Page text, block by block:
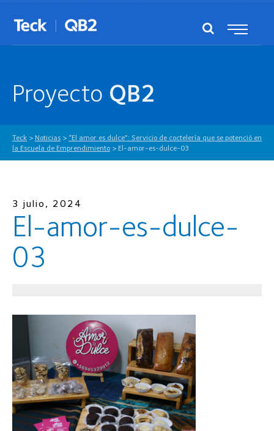
Proyecto QB2
Teck > Noticias > “El amor es dulce”: Servicio de coctelería que se potenció en
la Escuela de Emprendimiento > El-amor-es-dulce-03
3 julio, 2024
El-amor-es-dulce-
03